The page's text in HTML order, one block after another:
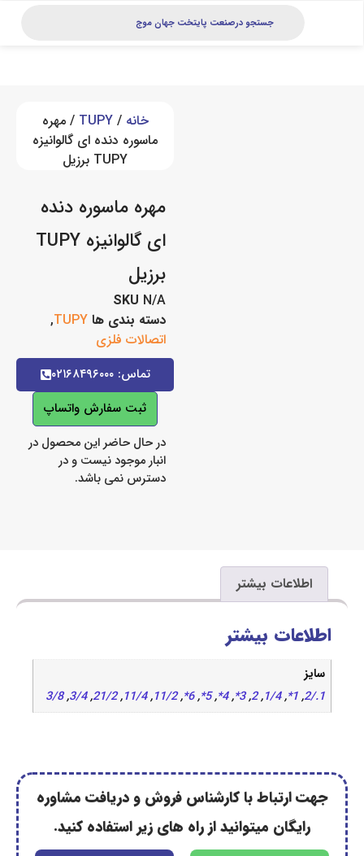
TUPY/ مهره
ماسوره دنده ای گالوانیزه
مهره ماسوره دنده
ای گالوانیزه TUPY
دسته بندی ها TUPY
,
اتصالات فلزی
ثبت سفارش واتساپ
در حال حاضر این محصول در
انبار موجود نیست و در
دسترس نمی باشد.
بیشتر
بیشتر
2
,
3*
,
4*
,
5*
,
6*
,
11/2
,
11/4
,
21/2
,
3/4
,
3/8
با کارشناس فروش و دریافت مشاوره
میتوانید از راه های زیر استفاده کنید.